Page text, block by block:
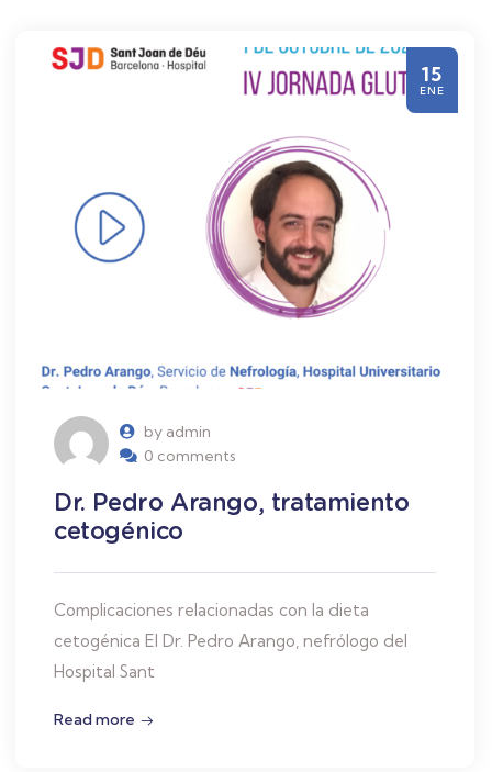
by admin
0 comments
Dr. Pedro Arango, tratamiento
cetogénico
Complicaciones relacionadas con la dieta
cetogénica El Dr. Pedro Arango, nefrólogo del
Hospital Sant
Read more
15
ENE